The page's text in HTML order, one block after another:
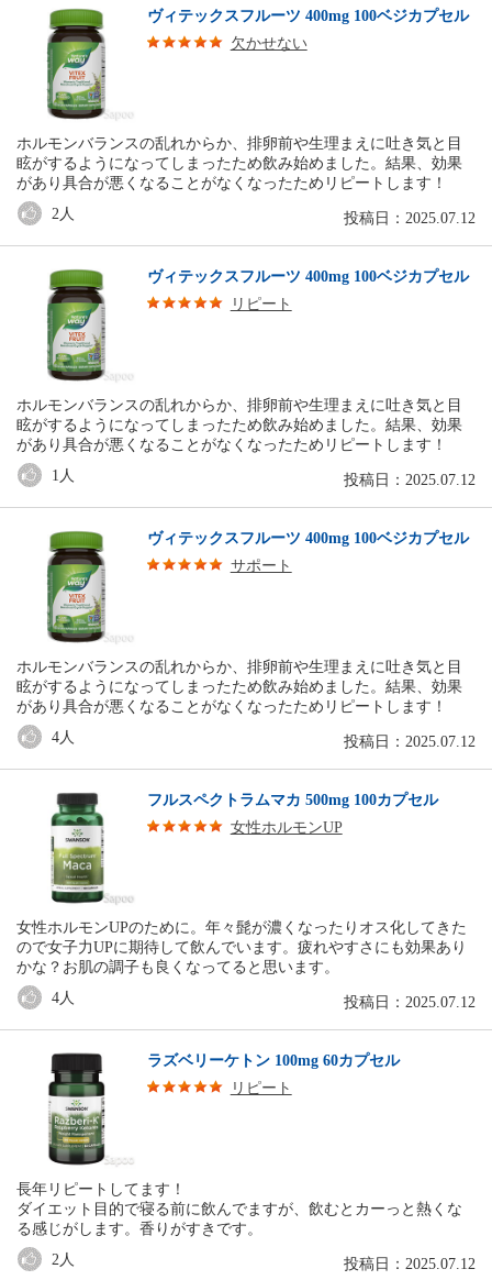
ヴィテックスフルーツ 400mg 100ベジカプセル
欠かせない
ホルモンバランスの乱れからか、排卵前や生理まえに吐き気と目
眩がするようになってしまったため飲み始めました。結果、効果
があり具合が悪くなることがなくなったためリピートします！
投稿日：2025.07.12
2人
ヴィテックスフルーツ 400mg 100ベジカプセル
リピート
ホルモンバランスの乱れからか、排卵前や生理まえに吐き気と目
眩がするようになってしまったため飲み始めました。結果、効果
があり具合が悪くなることがなくなったためリピートします！
投稿日：2025.07.12
1 人
ヴィテックスフルーツ 400mg 100ベジカプセル
サポート
ホルモンバランスの乱れからか、排卵前や生理まえに吐き気と目
眩がするようになってしまったため飲み始めました。結果、効果
があり具合が悪くなることがなくなったためリピートします！
投稿日：2025.07.12
4 人
フルスペクトラムマカ 500mg 100カプセル
女性ホルモンUP
女性ホルモンUPのために。年々髭が濃くなったりオス化してきた
ので女子力UPに期待して飲んでいます。疲れやすさにも効果あり
かな？お肌の調子も良くなってると思います。
投稿日：2025.07.12
4人
ラズベリーケトン 100mg 60カプセル
リピート
長年リピートしてます！
ダイエット目的で寝る前に飲んでますが、飲むとカーっと熱くな
る感じがします。香りがすきです。
投稿日：2025.07.12
2人